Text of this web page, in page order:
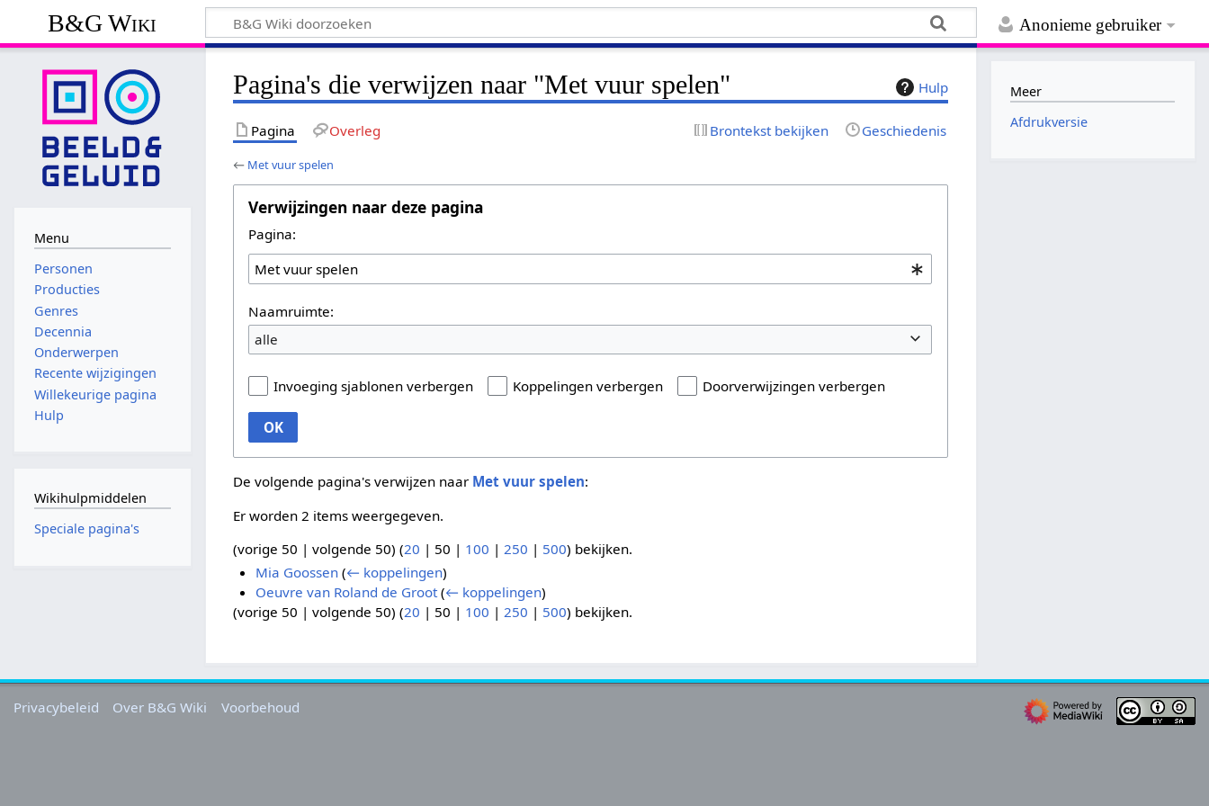
Anonieme gebruiker
B&G Wiki
Hulp
Pagina's die verwijzen naar "Met vuur spelen"
Pagina Overleg Brontekst bekijken Geschiedenis
← Met vuur spelen
Verwijzingen naar deze pagina
Pagina:
Naamruimte:
alle
Invoeging sjablonen verbergen Koppelingen verbergen Doorverwijzingen verbergen
OK
De volgende pagina's verwijzen naar Met vuur spelen:
Er worden 2 items weergegeven.
(vorige 50 |volgende 50) (20 | 50 | 100 | 250 | 500) bekijken.
Mia Goossen (← koppelingen)
Oeuvre van Roland de Groot (← koppelingen)
(vorige 50 |volgende 50) (20 | 50 | 100 |250 | 500) bekijken.
Menu
Personen
Producties
Genres
Decennia
Onderwerpen
Recente wijzigingen
Willekeurige pagina
Hulp
Wikihulpmiddelen
Speciale pagina's
Meer
Afdrukversie
Privacybeleid Over B&G Wiki Voorbehoud